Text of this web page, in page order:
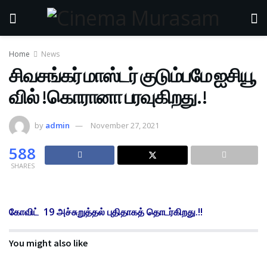
Home News
சிவசங்கர் மாஸ்டர் குடும்பமே ஐசியூ
வில் !கொரானா பரவுகிறது.!
by admin November 27, 2021
588
SHARES
கோவிட் 19 அச்சுறுத்தல் புதிதாகத் தொடர்கிறது.!!
You might also like